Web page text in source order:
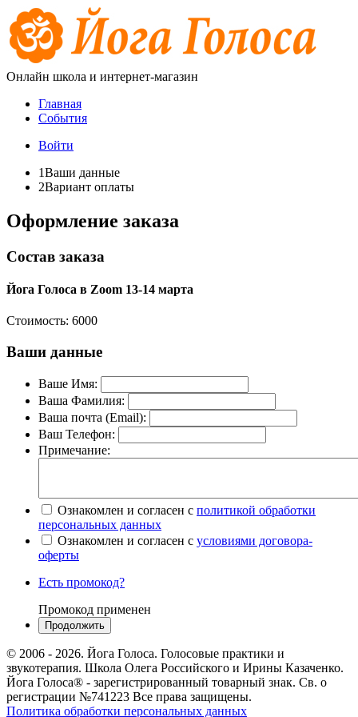
Онлайн школа и интернет-магазин
Главная
События
Войти
1Ваши данные
2Вариант оплаты
Оформление заказа
Состав заказа
Йога Голоса в Zoom 13-14 марта
Стоимость: 6000
Ваши данные
Ваше Имя:
Ваша Фамилия:
Ваша почта (Email):
Ваш Телефон:
Примечание:
Ознакомлен и согласен с политикой обработки
персональных данных
Ознакомлен и согласен с условиями договора-
оферты
Есть промокод?
Промокод применен
© 2006 - 2026. Йога Голоса. Голосовые практики и
звукотерапия. Школа Олега Российского и Ирины Казаченко.
Йога Голоса® - зарегистрированный товарный знак. Св. о
регистрации №741223 Все права защищены.
Политика обработки персональных данных